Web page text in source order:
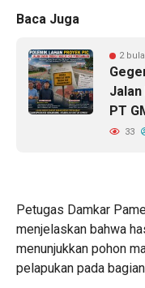
Baca Juga
2
Jalan
PT
33
Petugas Damkar
menjelaskan bahwa
menunjukkan pohon
pelapukan pada